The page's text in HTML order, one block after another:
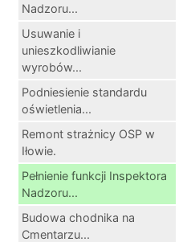
Nadzoru...
Usuwanie i
unieszkodliwianie
wyrobów...
Podniesienie standardu
oświetlenia...
Remont strażnicy OSP w
Iłowie.
Pełnienie funkcji Inspektora
Nadzoru...
Budowa chodnika na
Cmentarzu...